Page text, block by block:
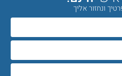
ונחזור אליך